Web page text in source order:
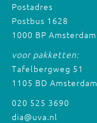
Postadres
Postbus 1628
1000 BP Amsterdam
voor pakketten:
Tafelbergweg 51
1105 BD Amsterdam
020 525 3690
dia@uva.nl